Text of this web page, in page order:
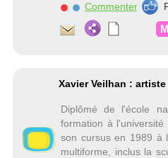
Commenter
Xavier Veilhan :
Diplômé de l'école
formation à
son cursus en 1989 à
multiforme, inclus la